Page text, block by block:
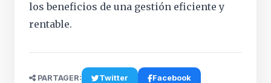
los beneficios de una gestión eficiente y
rentable.
PARTAGER: Twitter Facebook